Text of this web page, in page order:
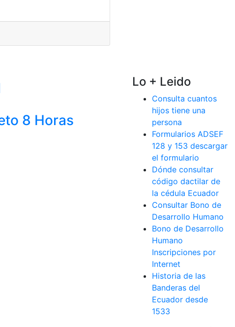
8 Horas
Lo + Leido
Consulta cuantos
hijos tiene una
persona
Formularios ADSEF
128 y 153 descargar
el formulario
Dónde consultar
código dactilar de
la cédula Ecuador
Consultar Bono de
Desarrollo Humano
Bono de Desarrollo
Humano
Inscripciones por
Internet
Historia de las
Banderas del
Ecuador desde
1533